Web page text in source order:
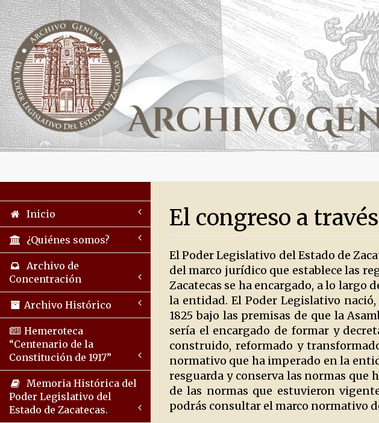
Inicio
¿Quiénes somos?
Archivo de
Concentración
Archivo Histórico
Hemeroteca
“Centenario de la
Constitución de 1917”
Memoria Histórica del
Poder Legislativo del
Estado de Zacatecas.
El congreso a
El Poder Legislativo del Estado de
del marco jurídico que establece las
Zacatecas se ha encargado, a lo
la entidad. El Poder Legislativo
1825 bajo las premisas de que la
sería el encargado de formar y
construido, reformado y
normativo que ha imperado en la
resguarda y conserva las normas que
de las normas que estuvieron
podrás consultar el marco normativo